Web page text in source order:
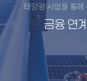
태양광 사업을 통해
금융 연계